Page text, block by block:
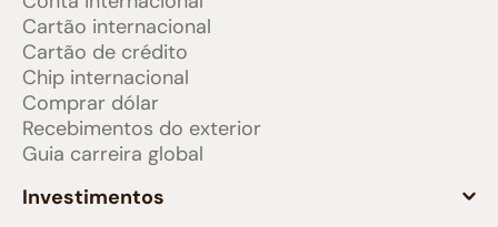
Cartão internacional
Cartão de crédito
Chip internacional
Comprar dólar
Recebimentos do exterior
Guia carreira global
Investimentos